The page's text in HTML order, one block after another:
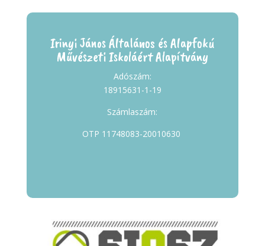
Irinyi János Általános és Alapfokú
Művészeti Iskoláért Alapítvány
Adószám:
18915631-1-19
Számlaszám:
OTP 11748083-20010630